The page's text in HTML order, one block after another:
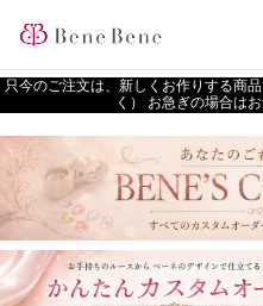
只今のご注文は、新しくお作りする商
く） お急ぎの場合は